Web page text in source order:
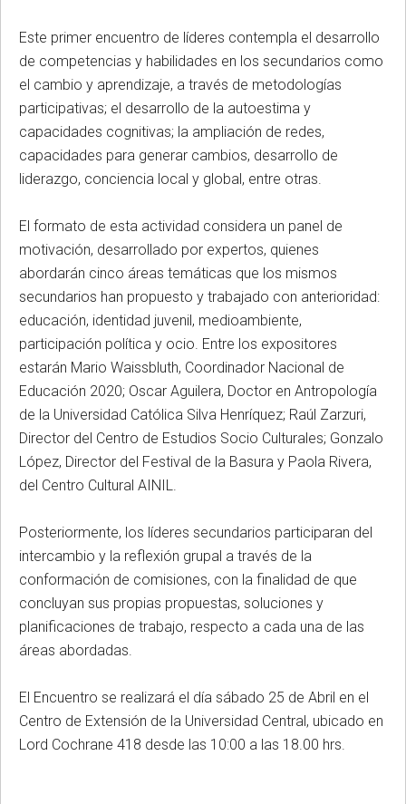
Este primer encuentro de líderes contempla el desarrollo
de competencias y habilidades en los secundarios como
el cambio y aprendizaje, a través de metodologías
participativas; el desarrollo de la autoestima y
capacidades cognitivas; la ampliación de redes,
capacidades para generar cambios, desarrollo de
liderazgo, conciencia local y global, entre otras.
El formato de esta actividad considera un panel de
motivación, desarrollado por expertos, quienes
abordarán cinco áreas temáticas que los mismos
secundarios han propuesto y trabajado con anterioridad:
educación, identidad juvenil, medioambiente,
participación política y ocio. Entre los expositores
estarán Mario Waissbluth, Coordinador Nacional de
Educación 2020; Oscar Aguilera, Doctor en Antropología
de la Universidad Católica Silva Henríquez; Raúl Zarzuri,
Director del Centro de Estudios Socio Culturales; Gonzalo
López, Director del Festival de la Basura y Paola Rivera,
del Centro Cultural AINIL.
Posteriormente, los líderes secundarios participaran del
intercambio y la reflexión grupal a través de la
conformación de comisiones, con la finalidad de que
concluyan sus propias propuestas, soluciones y
planificaciones de trabajo, respecto a cada una de las
áreas abordadas.
El Encuentro se realizará el día sábado 25 de Abril en el
Centro de Extensión de la Universidad Central, ubicado en
Lord Cochrane 418 desde las 10:00 a las 18.00 hrs.